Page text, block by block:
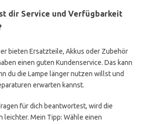
dir Service und Verfügbarkeit
bieten Ersatzteile, Akkus oder Zubehör
einen guten Kundenservice. Das kann
du die Lampe länger nutzen willst und
erwarten kannst.
für dich beantwortest, wird die
leichter. Mein Tipp: Wähle einen